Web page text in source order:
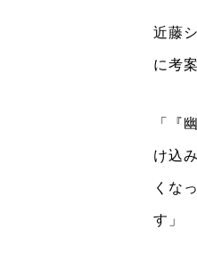
近藤
に考
「『
け込
くな
す」